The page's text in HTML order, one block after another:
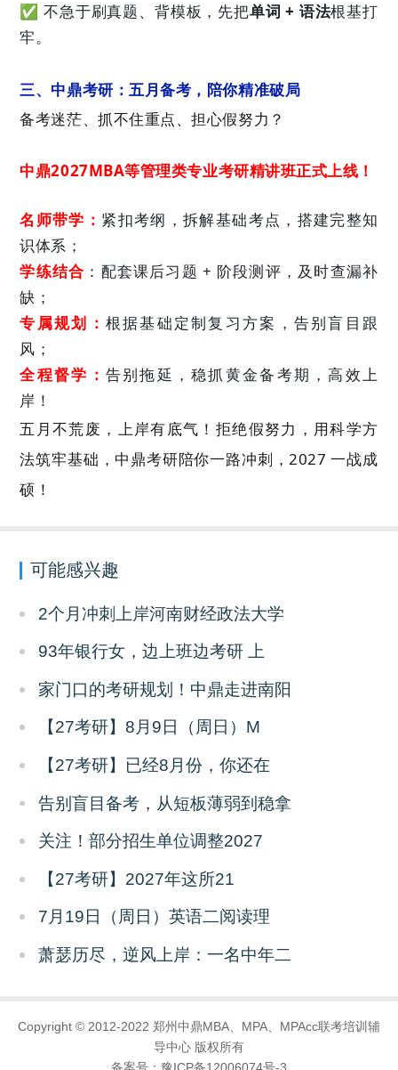
✅ 不急于刷真题、背模板，先把单词 + 语法根基打
牢。
三、中鼎考研：五月备考，陪你精准破局
备考迷茫、抓不住重点、担心假努力？
中鼎2027MBA等管理类专业考研精讲班正式上线！
名师带学： 紧扣考纲，拆解基础考点，搭建完整知
识体系；
学练结合 ：配套课后习题 + 阶段测评，及时查漏补
缺；
专属规划： 根据基础定制复习方案，告别盲目跟
风；
全程督学： 告别拖延，稳抓黄金备考期，高效上
岸！
五月不荒废，上岸有底气！拒绝假努力，用科学方
法筑牢基础，中鼎考研陪你一路冲刺，2027 一战成
硕！
可能感兴趣
2个月冲刺上岸河南财经政法大学
93年银行女，边上班边考研 上
家门口的考研规划！中鼎走进南阳
【27考研】8月9日（周日）M
【27考研】已经8月份，你还在
告别盲目备考，从短板薄弱到稳拿
关注！部分招生单位调整2027
【27考研】2027年这所21
7月19日（周日）英语二阅读理
萧瑟历尽，逆风上岸：一名中年二
Copyright © 2012-2022 郑州中鼎MBA、MPA、MPAcc联考培训辅
导中心 版权所有